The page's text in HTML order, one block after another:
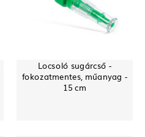
Locsoló sugárcső -
fokozatmentes, műanyag -
15 cm